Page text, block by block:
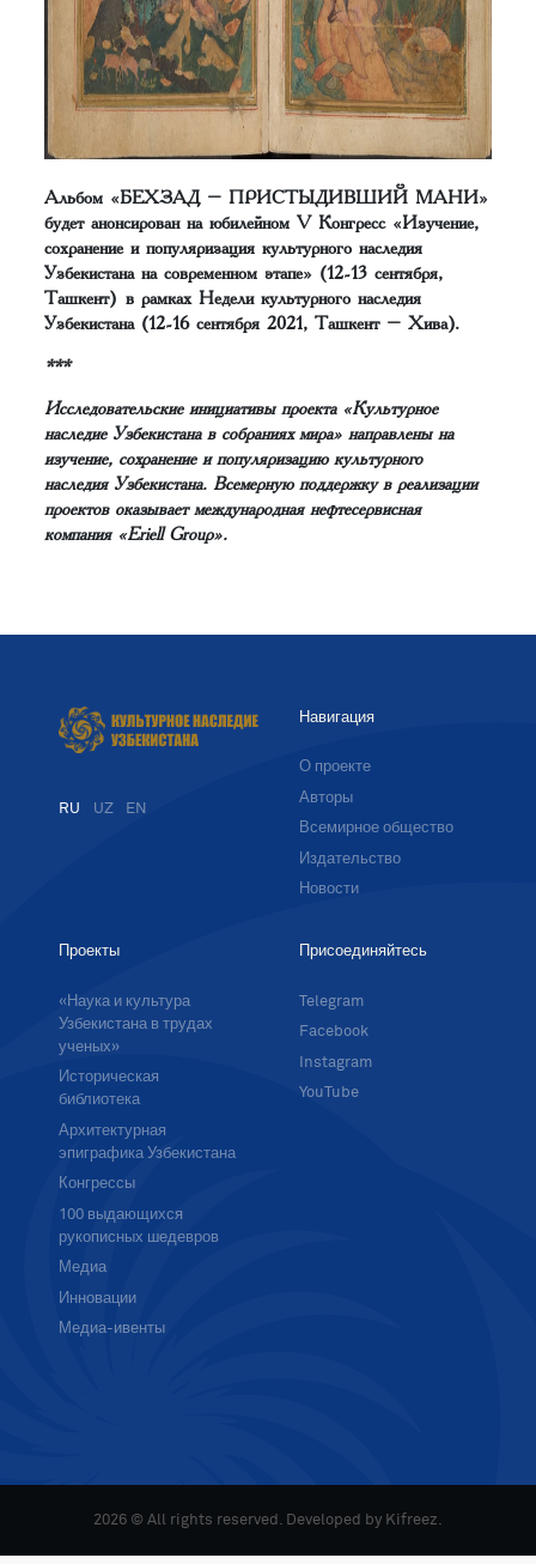
Альбом «БЕХЗАД – ПРИСТЫДИВШИЙ МАНИ»
будет анонсирован на юбилейном V Конгресс «Изучение,
сохранение и популяризация культурного наследия
Узбекистана на современном этапе» (12-13 сентября,
Ташкент) в рамках Недели культурного наследия
Узбекистана (12-16 сентября 2021, Ташкент – Хива).
***
Исследовательские инициативы проекта «Культурное
наследие Узбекистана в собраниях мира» направлены на
изучение, сохранение и популяризацию культурного
наследия Узбекистана. Всемерную поддержку в реализации
проектов оказывает международная нефтесервисная
компания «Eriell Group».
RU UZ EN
Навигация
О проекте
Авторы
Всемирное общество
Издательство
Новости
Проекты
«Наука и культура
Узбекистана в трудах
ученых»
Историческая
библиотека
Архитектурная
эпиграфика Узбекистана
Конгрессы
100 выдающихся
рукописных шедевров
Медиа
Инновации
Медиа-ивенты
Присоединяйтесь
Telegram
Facebook
Instagram
YouTube
2026 © All rights reserved. Developed by Kifreez.